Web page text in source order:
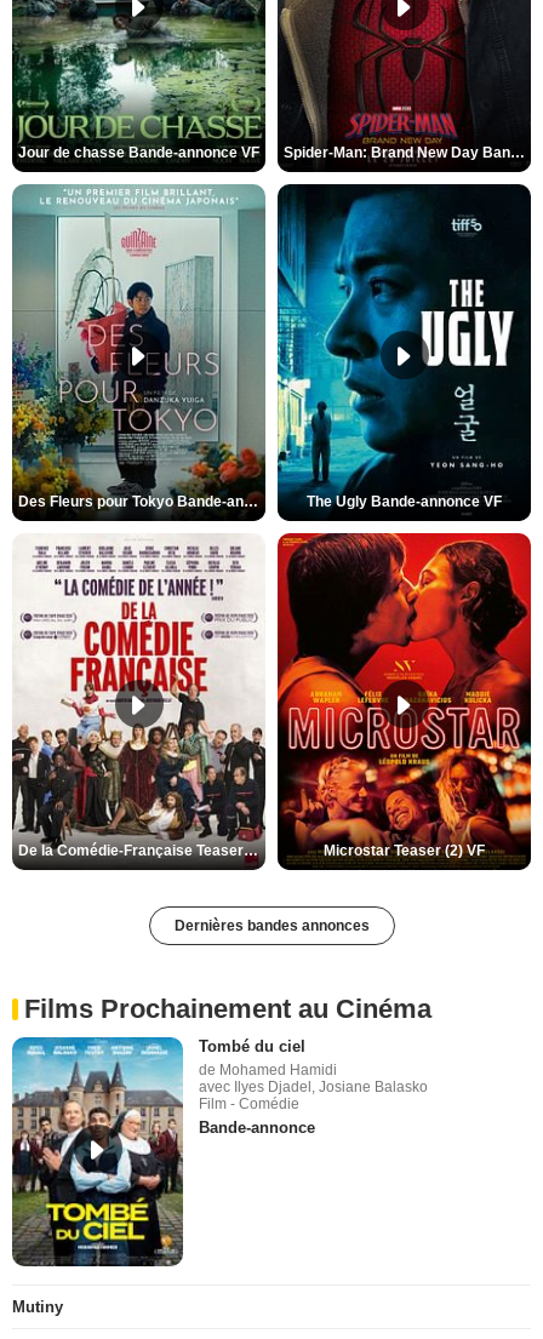
Jour de chasse Bande-annonce VF Spider-Man: Brand New Day Bande-annonce (3) VO STFR
Des Fleurs pour Tokyo Bande-annonce VO STFR The Ugly Bande-annonce VF
De la Comédie-Française Teaser (3) VF Microstar Teaser (2) VF
Dernières bandes annonces
Films Prochainement au Cinéma
Tombé du ciel
de Mohamed Hamidi
avec Ilyes Djadel, Josiane Balasko
Film - Comédie
Bande-annonce
Mutiny